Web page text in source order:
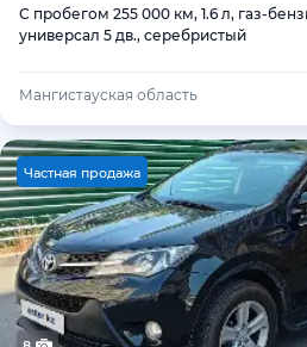
С пробегом 255 000 км, 1.6 л, газ-
универсал 5 дв., серебристый
Мангистауская область
Частная продажа